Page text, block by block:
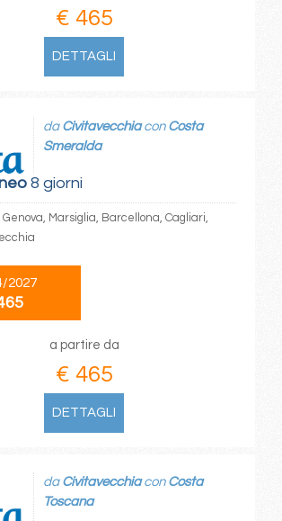
€ 465
DETTAGLI
8 giorni
da Civitavecchiacon Costa
Smeralda
Marsiglia, Barcellona, Cagliari,
2027
a partire da
€ 465
DETTAGLI
da Civitavecchiacon Costa
Toscana